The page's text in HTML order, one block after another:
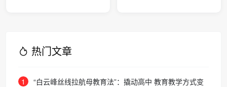
热门文章
1
“白云峰丝线拉航母教育法”：撬动高中 教育教学方式变